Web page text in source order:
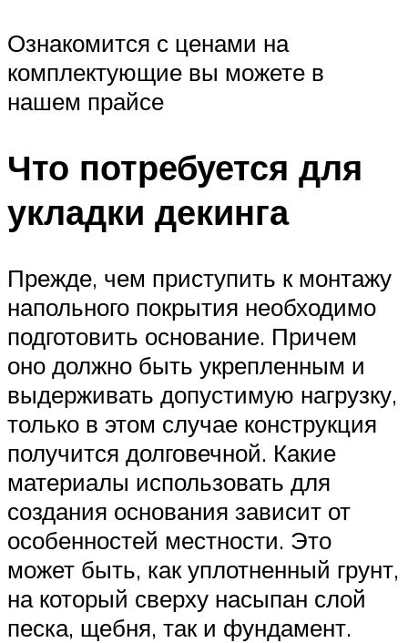
Ознакомится с ценами на
комплектующие вы можете в
нашем прайсе
Что потребуется для
укладки декинга
Прежде, чем приступить к монтажу
напольного покрытия необходимо
подготовить основание. Причем
оно должно быть укрепленным и
выдерживать допустимую нагрузку,
только в этом случае конструкция
получится долговечной. Какие
материалы использовать для
создания основания зависит от
особенностей местности. Это
может быть, как уплотненный грунт,
на который сверху насыпан слой
песка, щебня, так и фундамент.